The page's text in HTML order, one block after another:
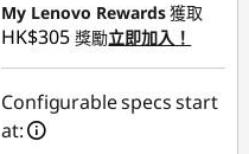
My Lenovo Rewards獲取
HK$305 獎勵立即加入！
Configurable specs start
at: